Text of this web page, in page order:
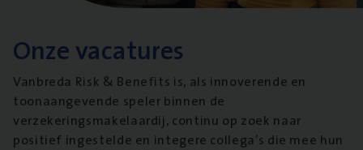
Onze vacatures
Vanbreda Risk & Benefits is, als innoverende en
toonaangevende speler binnen de
verzekeringsmakelaardij, continu op zoek naar
positief ingestelde en integere collega’s die mee hun